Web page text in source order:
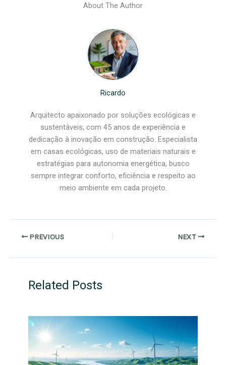
About The Author
Ricardo
Arquitecto apaixonado por soluções ecológicas e
sustentáveis, com 45 anos de experiência e
dedicação à inovação em construção. Especialista
em casas ecológicas, uso de materiais naturais e
estratégias para autonomia energética, busco
sempre integrar conforto, eficiência e respeito ao
meio ambiente em cada projeto.
PREVIOUS NEXT
Related Posts